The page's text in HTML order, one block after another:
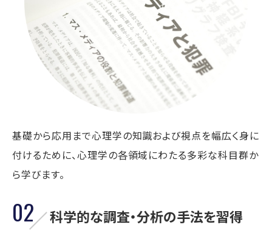
基礎から応用まで心理学の知識および視点を幅広く身に
付けるために、心理学の各領域にわたる多彩な科目群か
ら学びます。
02 科学的な調査・分析の手法を習得